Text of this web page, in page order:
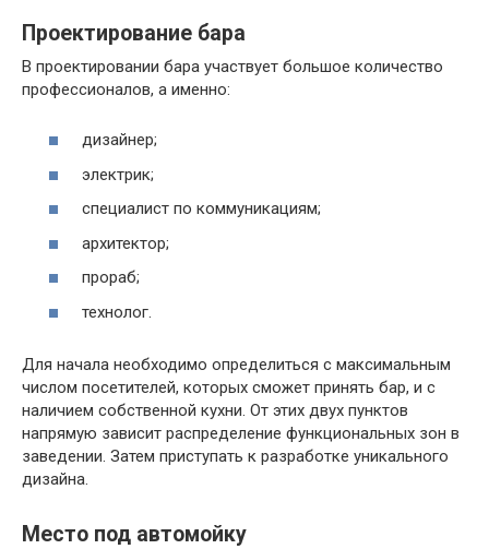
Проектирование бара
В проектировании бара участвует большое количество
профессионалов, а именно:
дизайнер;
электрик;
специалист по коммуникациям;
архитектор;
прораб;
технолог.
Для начала необходимо определиться с максимальным
числом посетителей, которых сможет принять бар, и с
наличием собственной кухни. От этих двух пунктов
напрямую зависит распределение функциональных зон в
заведении. Затем приступать к разработке уникального
дизайна.
Место под автомойку